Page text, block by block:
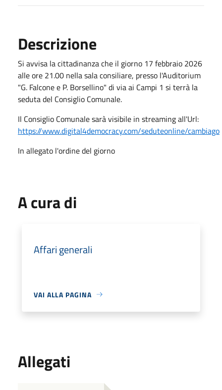
Descrizione
Si avvisa la cittadinanza che il giorno 17 febbraio 2026
alle ore 21.00 nella sala consiliare, presso l'Auditorium
"G. Falcone e P. Borsellino" di via ai Campi 1 si terrà la
seduta del Consiglio Comunale.
Il Consiglio Comunale sarà visibile in streaming all'Url:
https://www.digital4democracy.com/seduteonline/cambiago
In allegato l'ordine del giorno
A cura di
Affari generali
VAI ALLA PAGINA
Allegati